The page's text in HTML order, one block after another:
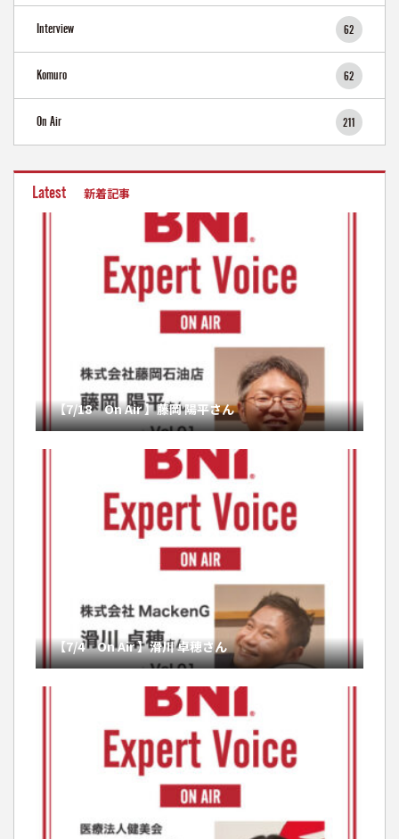
Interview 62
Komuro 62
On Air 211
Latest 新着記事
【7/18 On Air 】藤岡 陽平さん
【7/4 On Air 】滑川 卓穂さん